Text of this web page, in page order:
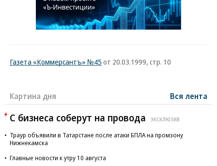
Газета «Коммерсантъ» №45 от 20.03.1999, стр. 10
Картина дня Вся лента
С бизнеса соберут на провода ЭКСКЛЮЗИВ
Траур объявили в Татарстане после атаки БПЛА на промзону
Нижнекамска
Главные новости к утру 10 августа